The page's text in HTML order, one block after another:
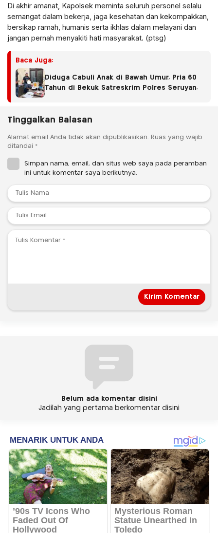
Di akhir amanat, Kapolsek meminta seluruh personel selalu
semangat dalam bekerja, jaga kesehatan dan kekompakkan,
bersikap ramah, humanis serta ikhlas dalam melayani dan
jangan pernah menyakiti hati masyarakat. (ptsg)
Baca Juga:
Diduga Cabuli Anak di Bawah Umur, Pria 60
Tahun di Bekuk Satreskrim Polres Seruyan.
Tinggalkan Balasan
Alamat email Anda tidak akan dipublikasikan.
Ruas yang wajib
ditandai *
Simpan nama, email, dan situs web saya pada peramban
ini untuk komentar saya berikutnya.
Belum ada komentar disini
Jadilah yang pertama berkomentar disini